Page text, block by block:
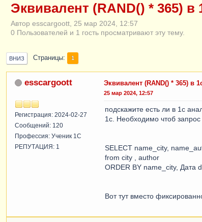
Эквивалент (RAND() * 365) в
Автор esscargoott, 25 мар 2024, 12:57
0 Пользователей и 1 гость просматривают эту тему.
ВНИЗ Страницы 1
esscargoott
Регистрация: 2024-02-27
Сообщений: 120
Профессия: Ученик 1С
РЕПУТАЦИЯ: 1
Эквивалент (RAND() * 365) в
25 мар 2024, 12:57
подскажите есть ли в 1с
1с. Необходимо чтоб
SELECT name_city,
from city , author
ORDER BY name_city, Дата
Вот тут вместо